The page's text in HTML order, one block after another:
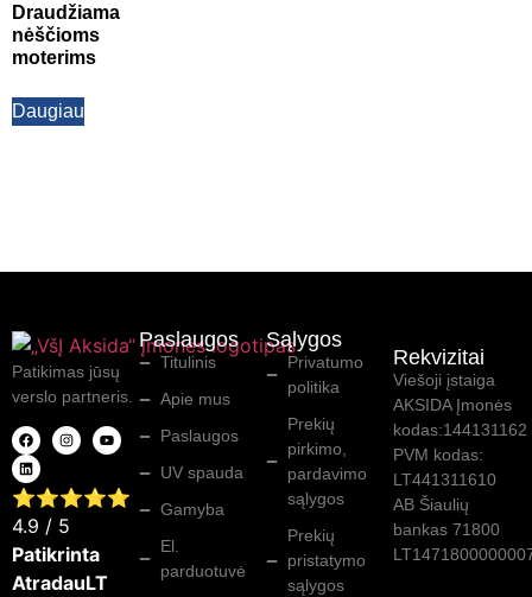
Draudžiama
nėščioms
moterims
Daugiau
Patikimas jūsų
verslo partneris.
⭐⭐⭐⭐⭐
4.9 / 5
Patikrinta
AtradauLT
Paslaugos
Titulinis
Apie mus
Paslaugos
UV spauda
Gamyba
El.
parduotuvė
Sąlygos
Privatumo
politika
Prekių
pirkimo,
pardavimo
sąlygos
Prekių
pristatymo
sąlygos
Rekvizitai
Viešoji įstaiga
AKSIDA Įmonės
kodas:144131162
PVM kodas:
LT441311610
AB Šiaulių
bankas 71800